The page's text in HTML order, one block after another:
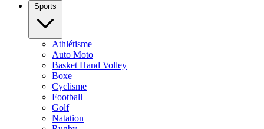
Sports
Athlétisme
Auto Moto
Basket Hand Volley
Boxe
Cyclisme
Football
Golf
Natation